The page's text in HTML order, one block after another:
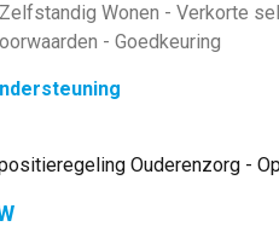
Wonen - Verkorte
- Goedkeuring
Ouderenzorg -